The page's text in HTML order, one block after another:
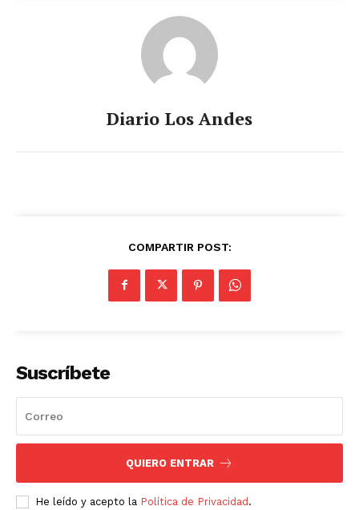
Diario Los Andes
COMPARTIR POST:
Suscríbete
QUIERO ENTRAR
He leído y acepto la Política de Privacidad.